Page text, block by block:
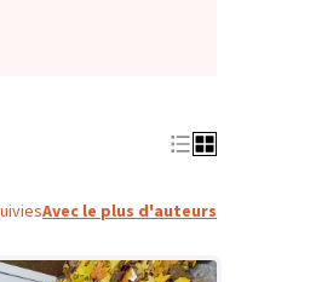
Avec le plus d'auteurs